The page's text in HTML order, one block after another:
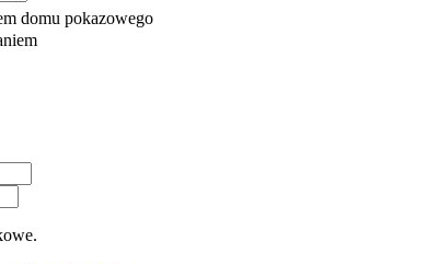
domu pokazowego